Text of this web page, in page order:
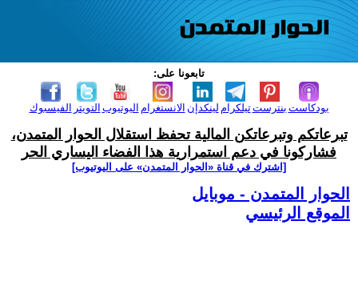
تابعونا على:
الفيسبوك التويتر اليوتيوب الانستغرام لينكدإن تيلكرامبنترست بودكاست
تبرعاتكم وتبرعاتكن المالية تحفظ استقلال الحوار المتمدن،
فشاركونا في دعم استمرارية هذا الفضاء اليساري الحر
[اشترك في قناة ‫«الحوار المتمدن» على اليوتيوب]
الحوار المتمدن - موبايل
الموقع الرئيسي